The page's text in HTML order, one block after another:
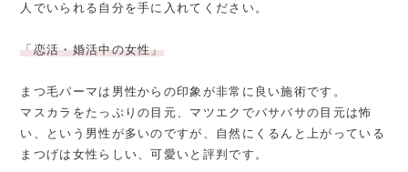
人でいられる自分を手に入れてください。
「恋活・婚活中の女性」
まつ毛パーマは男性からの印象が非常に良い施術です。
マスカラをたっぷりの目元、マツエクでバサバサの目元は怖
い、という男性が多いのですが、自然にくるんと上がっている
まつげは女性らしい、可愛いと評判です。